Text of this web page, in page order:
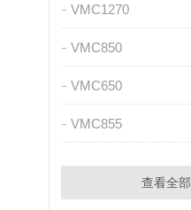
VMC1270
VMC850
VMC650
VMC855
查看全部